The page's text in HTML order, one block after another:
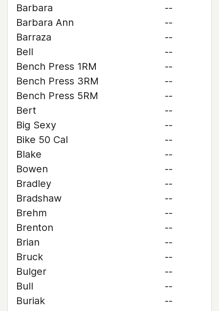
Barbara
--
Barbara Ann
--
Barraza
--
Bell
--
Bench Press 1RM
--
Bench Press 3RM
--
Bench Press 5RM
--
Bert
--
Big Sexy
--
Bike 50 Cal
--
Blake
--
Bowen
--
Bradley
--
Bradshaw
--
Brehm
--
Brenton
--
Brian
--
Bruck
--
Bulger
--
Bull
--
Buriak
--